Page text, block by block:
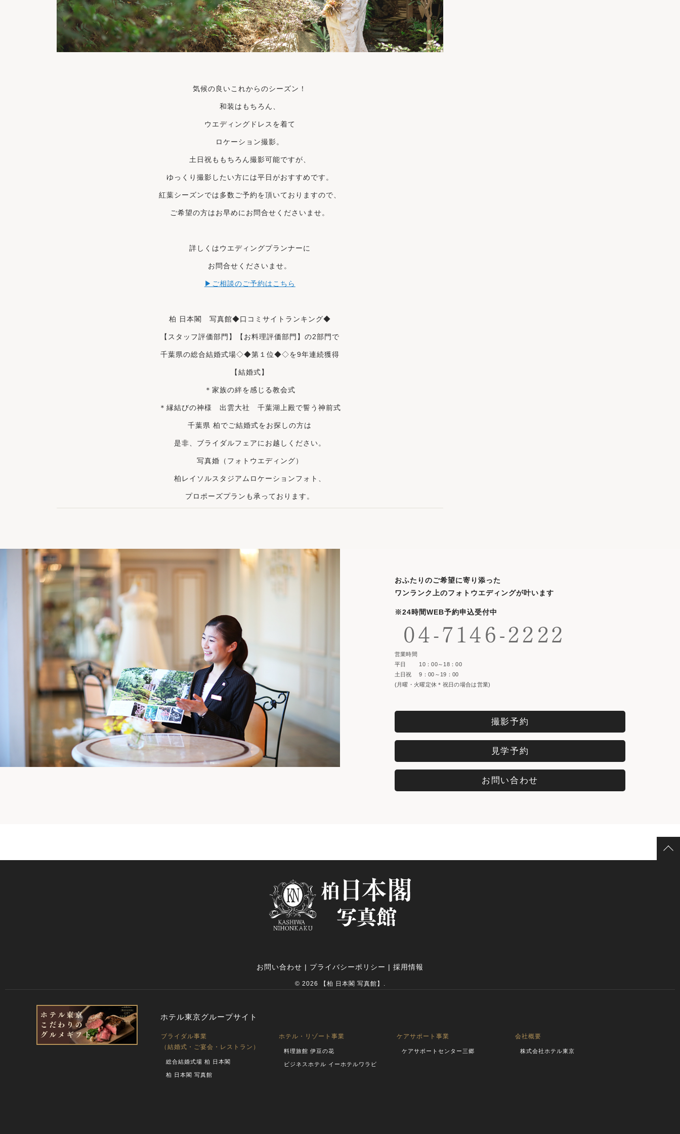
気候の良いこれからのシーズン！
和装はもちろん、
ウエディングドレスを着て
ロケーション撮影。
土日祝ももちろん撮影可能ですが、
ゆっくり撮影したい方には平日がおすすめです。
紅葉シーズンでは多数ご予約を頂いておりますので、
ご希望の方はお早めにお問合せくださいませ。
詳しくはウエディングプランナーに
お問合せくださいませ。
▶ご相談のご予約はこちら
柏 日本閣 写真館◆口コミサイト ランキング◆
【スタッフ評価部門】【お料理評価部門】の2部門で
千葉県の総合結婚式場◇◆第 １位◆◇を9年連続獲得
【結婚式】
＊家族の絆を感じる教会式
＊縁結びの神様 出雲大社 千葉湖上殿で誓う神前式
千葉県 柏でご結婚式をお探しの方は
是非、ブライダルフェアにお越しください。
写真婚（フォトウエディング）
柏レイソルスタジアムロケーションフォト、
プロポーズプランも承っております。
おふたりのご希望に寄り添った
ワンランク上のフォトウエディングが叶います
※24時間WEB予約申込受付中
営業時間
平日 10：00～18：00
土日祝 9：00～19：00
(月曜・火曜定休＊祝日の場合は営業)
撮影予約
見学予約
お問い合わせ
お問い合わせ | プライバシーポリシー | 採用情報
© 2026 【柏 日本閣 写真館】.
ホテル東京グループサイト
ブライダル事業
（結婚式・ご宴会・レストラン）
総合結婚式場 柏 日本閣
柏 日本閣 写真館
ホテル・リゾート事業
料理旅館 伊豆の花
ビジネスホテル イーホテルワラビ
ケアサポート事業
ケアサポートセンター三郷
会社概要
株式会社ホテル東京